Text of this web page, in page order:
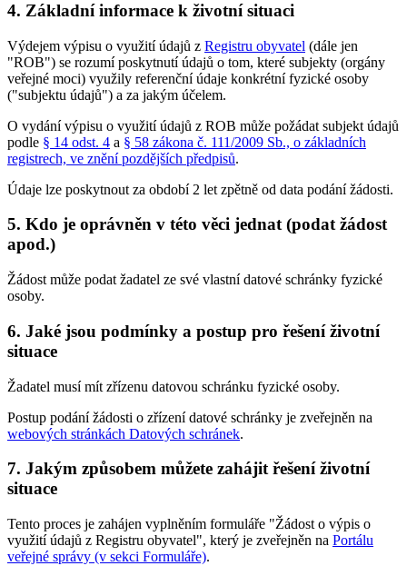
4. Základní informace k životní situaci
Výdejem výpisu o využití údajů z Registru obyvatel (dále jen
"ROB") se rozumí poskytnutí údajů o tom, které subjekty (orgány
veřejné moci) využily referenční údaje konkrétní fyzické osoby
("subjektu údajů") a za jakým účelem.
O vydání výpisu o využití údajů z ROB může požádat subjekt údajů
podle § 14 odst. 4 a § 58 zákona č. 111/2009 Sb., o základních
registrech, ve znění pozdějších předpisů.
Údaje lze poskytnout za období 2 let zpětně od data podání žádosti.
5. Kdo je oprávněn v této věci jednat (podat žádost
apod.)
Žádost může podat žadatel ze své vlastní datové schránky fyzické
osoby.
6. Jaké jsou podmínky a postup pro řešení životní
situace
Žadatel musí mít zřízenu datovou schránku fyzické osoby.
Postup podání žádosti o zřízení datové schránky je zveřejněn na
webových stránkách Datových schránek.
7. Jakým způsobem můžete zahájit řešení životní
situace
Tento proces je zahájen vyplněním formuláře "Žádost o výpis o
využití údajů z Registru obyvatel", který je zveřejněn na Portálu
veřejné správy (v sekci Formuláře).